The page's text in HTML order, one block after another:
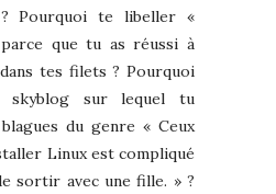
Pourquoi te libeller «
que tu as réussi à
tes filets ? Pourquoi
skyblog sur lequel tu
du genre « Ceux
Linux est compliqué
sortir avec une fille. » ?